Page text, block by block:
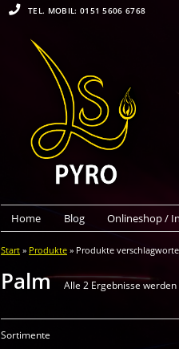
TEL. MOBIL: 0151 5606 6768
Home Blog Onlineshop /
Start » Produkte » Produkte
Palm Alle 2 Ergebnisse
Sortimente